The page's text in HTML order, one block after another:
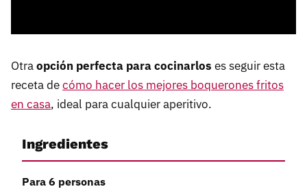
Otraopción perfecta para cocinarlos es seguir esta
receta decómo hacer los mejores boquerones fritos
en casa, ideal para cualquier aperitivo.
Ingredientes
Para 6 personas